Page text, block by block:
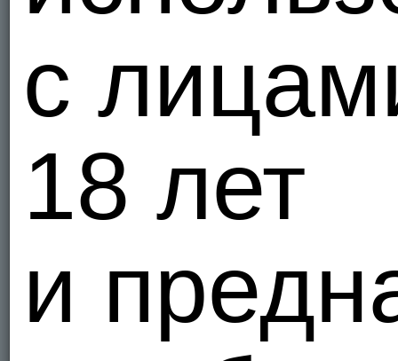
с
18 лет
и